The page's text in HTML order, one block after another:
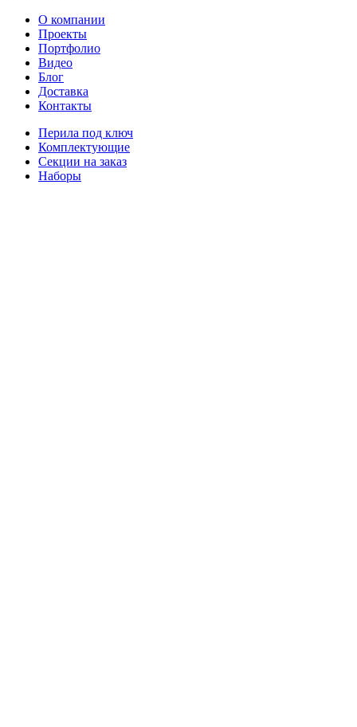
О компании
Проекты
Портфолио
Видео
Блог
Доставка
Контакты
Перила под ключ
Комплектующие
Секции на заказ
Наборы